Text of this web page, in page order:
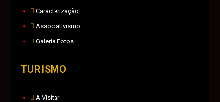
Caracterização
Associativismo
Galeria Fotos
TURISMO
A Visitar